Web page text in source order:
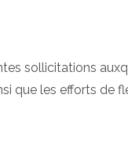
sollicitations
que les efforts de